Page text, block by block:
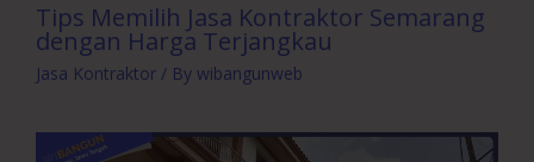
Tips Memilih Jasa Kontraktor Semarang
dengan Harga Terjangkau
Jasa Kontraktor / By wibangunweb